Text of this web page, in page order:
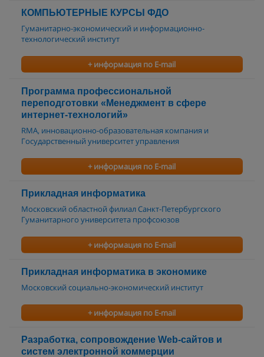
КОМПЬЮТЕРНЫЕ КУРСЫ ФДО
Гуманитарно-экономический и информационно-
технологический институт
+ информация по E-mail
Программа профессиональной
переподготовки «Менеджмент в сфере
интернет-технологий»
RMA, инновационно-образовательная компания и
Государственный университет управления
+ информация по E-mail
Прикладная информатика
Московский областной филиал Санкт-Петербургского
Гуманитарного университета профсоюзов
+ информация по E-mail
Прикладная информатика в экономике
Московский социально-экономический институт
+ информация по E-mail
Разработка, сопровождение Web-сайтов и
систем электронной коммерции